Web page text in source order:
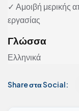
✓ Αμοιβή μερικής
εργασίας
Γλώσσα
Ελληνικά
Share στα Social: